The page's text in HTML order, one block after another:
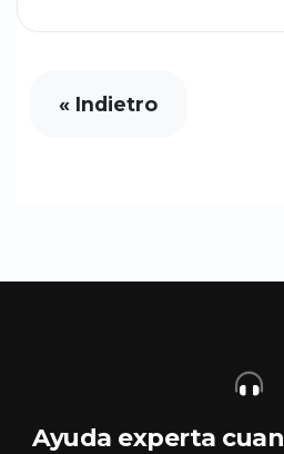
« Indietro
Ayuda experta